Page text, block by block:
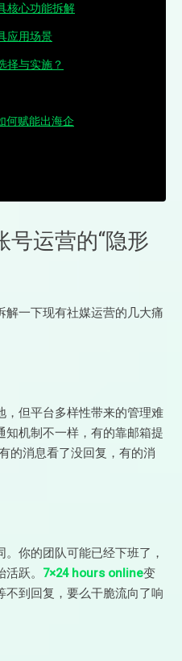
核心功能拆解
应用场景
择与实施？
何赋能出海企
号运营的“隐形
一下现有社媒运营的几大痛
但平台多样性带来的管理难
机制不一样，有的靠邮箱提
的消息看了没回复，有的消
你的团队可能已经下班了，
跃。 7×24 hours online变
到回复，要么干脆流向了响